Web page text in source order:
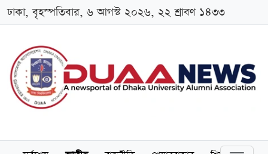
ঢাকা, বৃহস্পতিবার, ৬ আগস্ট ২০২৬, ২২ শ্রাবণ ১৪৩৩